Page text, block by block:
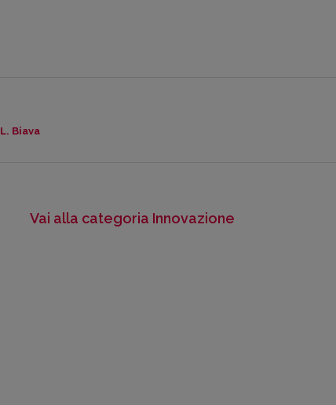
L. Biava
Vai alla categoria Innovazione